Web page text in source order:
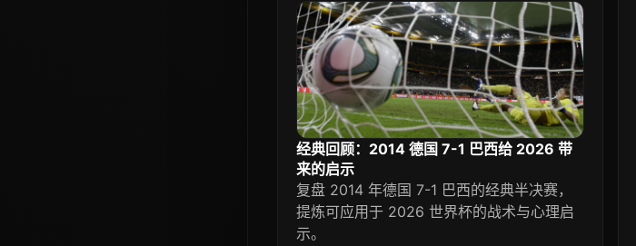
经典回顾：2014 德国 7-1 巴西给 2026 带
来的启示
复盘 2014 年德国 7-1 巴西的经典半决赛，
提炼可应用于 2026 世界杯的战术与心理启
示。